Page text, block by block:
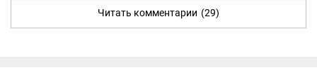
Читать комментарии (29)